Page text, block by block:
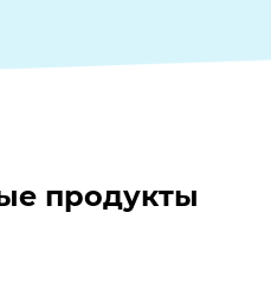
продукты